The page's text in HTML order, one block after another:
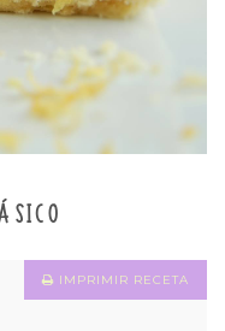
IMPRIMIR RECETA